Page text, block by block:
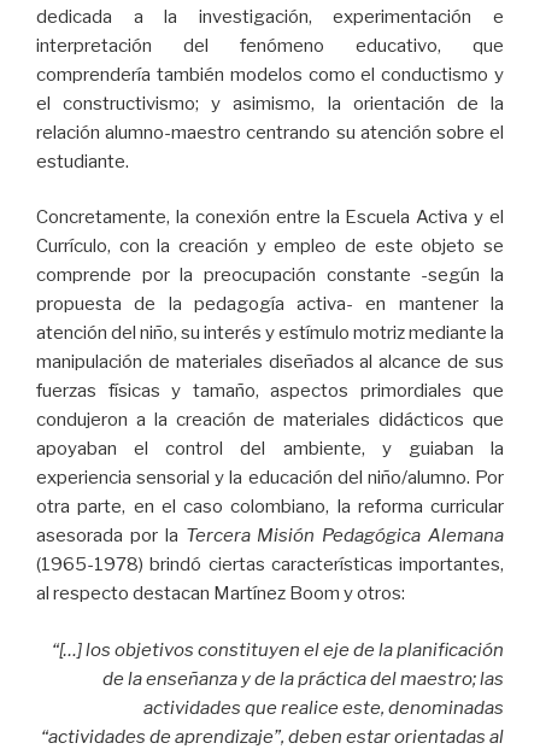
dedicada a la investigación, experimentación e
interpretación del fenómeno educativo, que
comprendería también modelos como el conductismo y
el constructivismo; y asimismo, la orientación de la
relación alumno-maestro centrando su atención sobre el
estudiante.
Concretamente, la conexión entre la Escuela Activa y el
Currículo, con la creación y empleo de este objeto se
comprende por la preocupación constante -según la
propuesta de la pedagogía activa- en mantener la
atención del niño, su interés y estímulo motriz mediante la
manipulación de materiales diseñados al alcance de sus
fuerzas físicas y tamaño, aspectos primordiales que
condujeron a la creación de materiales didácticos que
apoyaban el control del ambiente, y guiaban la
experiencia sensorial y la educación del niño/alumno. Por
otra parte, en el caso colombiano, la reforma curricular
asesorada por la Tercera Misión Pedagógica Alemana
(1965-1978) brindó ciertas características importantes,
al respecto destacan Martínez Boom y otros:
“[…] los objetivos constituyen el eje de la planificación
de la enseñanza y de la práctica del maestro; las
actividades que realice este, denominadas
“actividades de aprendizaje”, deben estar orientadas al